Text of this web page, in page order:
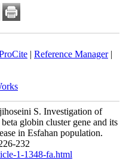
ProCite|Reference Manager
S. Investigation of
globin cluster gene and its
in Esfahan population.
232
1-1348-fa.html